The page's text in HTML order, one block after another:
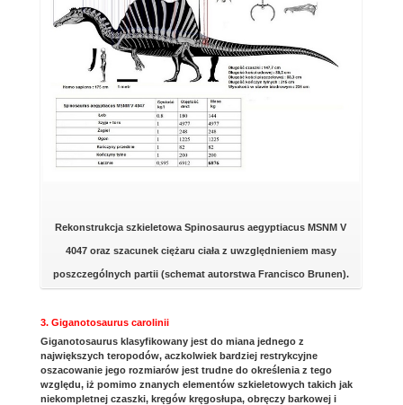
Rekonstrukcja szkieletowa Spinosaurus aegyptiacus MSNM V
4047 oraz szacunek ciężaru ciała z uwzględnieniem masy
poszczególnych partii (schemat autorstwa Francisco Brunen).
3. Giganotosaurus carolinii
Giganotosaurus klasyfikowany jest do miana jednego z
największych teropodów, aczkolwiek bardziej restrykcyjne
oszacowanie jego rozmiarów jest trudne do określenia z tego
względu, iż pomimo znanych elementów szkieletowych takich jak
niekompletnej czaszki, kręgów kręgosłupa, obręczy barkowej i